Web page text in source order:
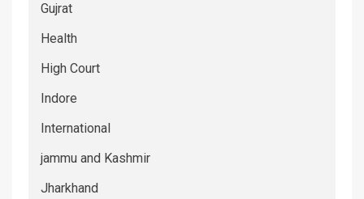
Gujrat
Health
High Court
Indore
International
jammu and Kashmir
Jharkhand